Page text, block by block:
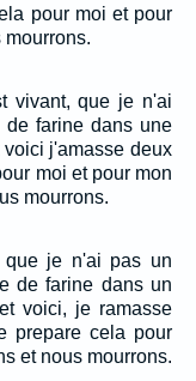
pour moi et pour
vivant, que je n'ai
farine dans une
j'amasse deux
moi et pour mon
mourrons.
que je n'ai pas un
de farine dans un
voici, je ramasse
prepare cela pour
et nous mourrons.